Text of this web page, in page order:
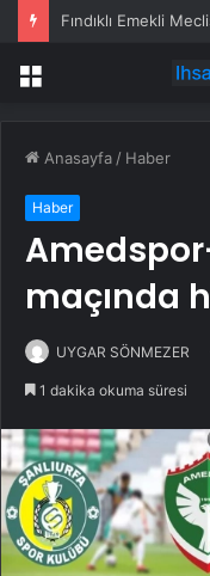
Menü
Anasayfa / Haber
Haber
maçında
UYGAR SÖNMEZER
1 dakika okuma süresi